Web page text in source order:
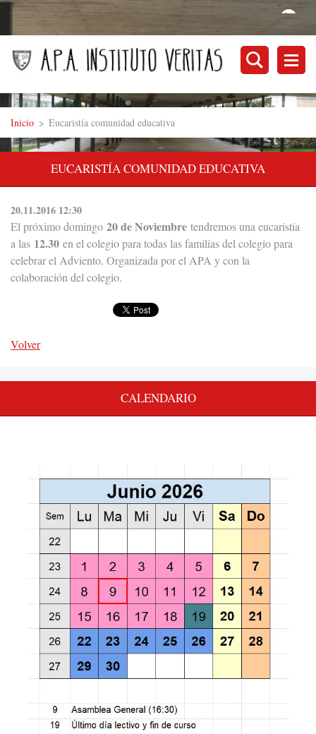
Inicio > Eucaristía comunidad educativa
EUCARISTÍA COMUNIDAD EDUCATIVA
20.11.2016 12:30
El próximo domingo 20 de Noviembre tendremos una eucaristía
a las 12.30 en el colegio para todas las familias del colegio para
celebrar el Adviento. Organizada por el APA y con la
colaboración del colegio.
Volver
CALENDARIO